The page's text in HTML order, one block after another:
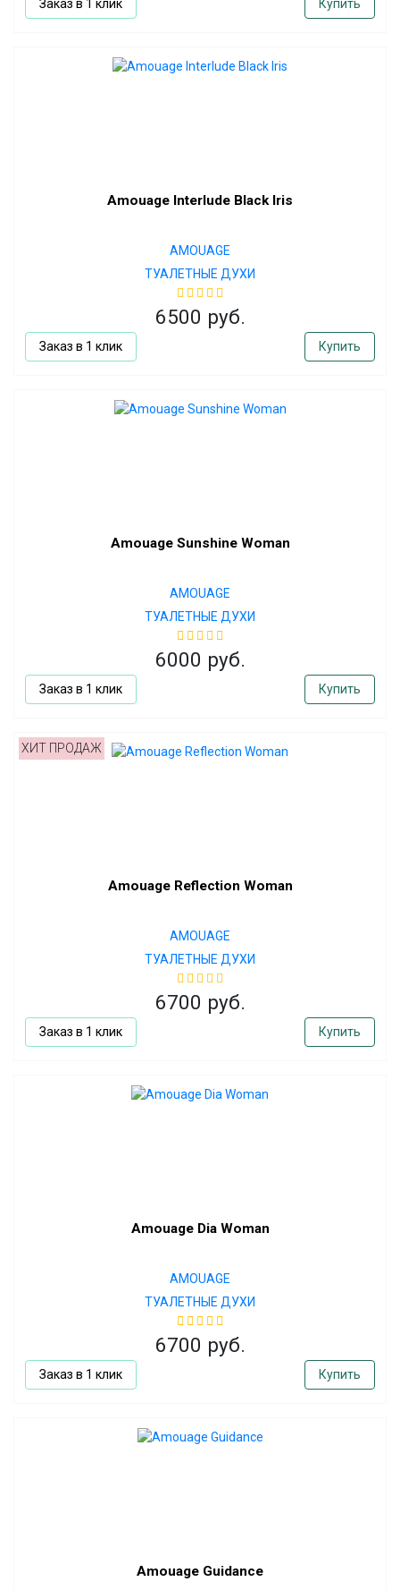
Заказ в 1 клик Купить
Amouage Interlude Black Iris
AMOUAGE
ТУАЛЕТНЫЕ ДУХИ
6500 руб.
Заказ в 1 клик Купить
Amouage Sunshine Woman
AMOUAGE
ТУАЛЕТНЫЕ ДУХИ
6000 руб.
Заказ в 1 клик Купить
ХИТ ПРОДАЖ
Amouage Reflection Woman
AMOUAGE
ТУАЛЕТНЫЕ ДУХИ
6700 руб.
Заказ в 1 клик Купить
Amouage Dia Woman
AMOUAGE
ТУАЛЕТНЫЕ ДУХИ
6700 руб.
Заказ в 1 клик Купить
Amouage Guidance